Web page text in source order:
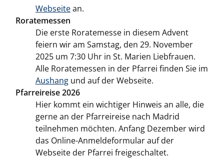
Webseitean.
Roratemessen
Die erste Roratemesse in diesem Advent
feiern wir am Samstag, den 29. November
2025 um 7:30 Uhr in St. Marien Liebfrauen.
Alle Roratemessen in der Pfarrei finden Sie im
Aushang und auf der Webseite.
Pfarreireise 2026
Hier kommt ein wichtiger Hinweis an alle, die
gerne an der Pfarreireise nach Madrid
teilnehmen möchten. Anfang Dezember wird
das Online-Anmeldeformular auf der
Webseite der Pfarrei freigeschaltet.